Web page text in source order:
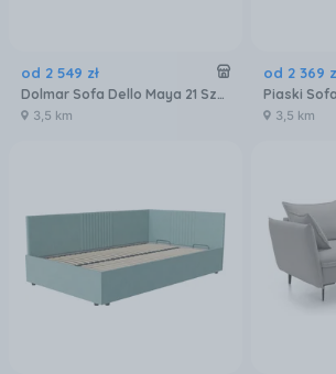
od 2 549 zł
Dolmar Sofa Dello Maya 21 Szara
3,5 km
od 2 369
3,5 km